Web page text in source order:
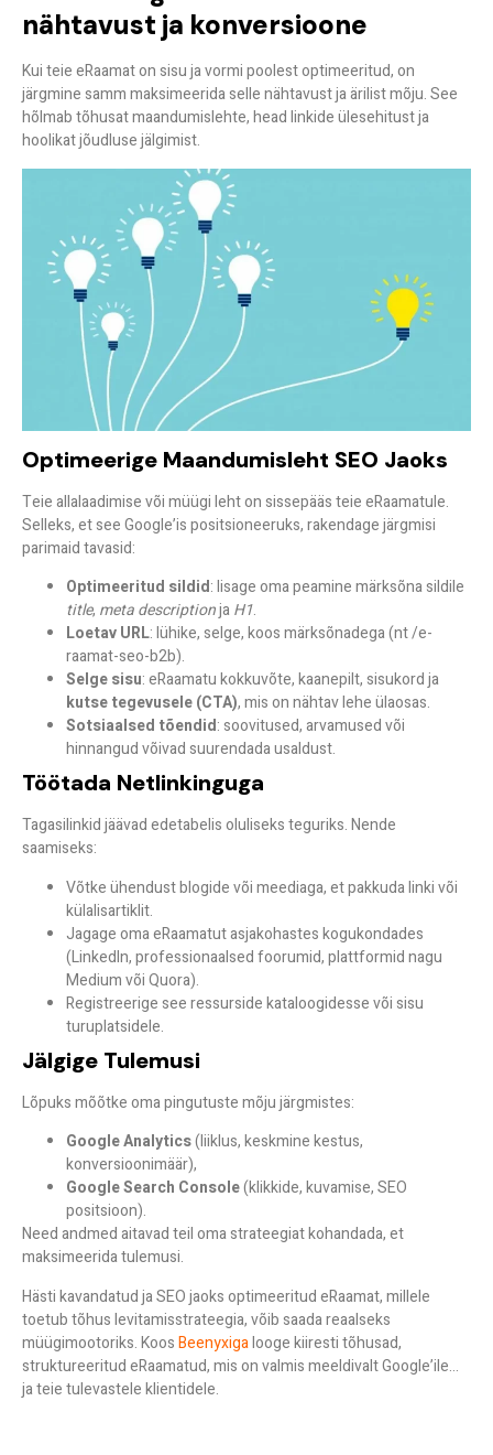
nähtavust ja konversioone
Kui teie eRaamat on sisu ja vormi poolest optimeeritud, on
järgmine samm maksimeerida selle nähtavust ja ärilist mõju. See
hõlmab tõhusat maandumislehte, head linkide ülesehitust ja
hoolikat jõudluse jälgimist.
Optimeerige Maandumisleht SEO Jaoks
Teie allalaadimise või müügi leht on sissepääs teie eRaamatule.
Selleks, et see Google’is positsioneeruks, rakendage järgmisi
parimaid tavasid:
Optimeeritud sildid: lisage oma peamine märksõna sildile
title, meta descriptionjaH1.
Loetav URL: lühike, selge, koos märksõnadega (nt /e-
raamat-seo-b2b).
Selge sisu: eRaamatu kokkuvõte, kaanepilt, sisukord ja
kutse tegevusele (CTA), mis on nähtav lehe ülaosas.
Sotsiaalsed tõendid: soovitused, arvamused või
hinnangud võivad suurendada usaldust.
Töötada Netlinkinguga
Tagasilinkid jäävad edetabelis oluliseks teguriks. Nende
saamiseks:
Võtke ühendust blogide või meediaga, et pakkuda linki või
külalisartiklit.
Jagage oma eRaamatut asjakohastes kogukondades
(LinkedIn, professionaalsed foorumid, plattformid nagu
Medium või Quora).
Registreerige see ressurside kataloogidesse või sisu
turuplatsidele.
Jälgige Tulemusi
Lõpuks mõõtke oma pingutuste mõju järgmistes:
Google Analytics(liiklus, keskmine kestus,
konversioonimäär),
Google Search Console(klikkide, kuvamise, SEO
positsioon).
Need andmed aitavad teil oma strateegiat kohandada, et
maksimeerida tulemusi.
Hästi kavandatud ja SEO jaoks optimeeritud eRaamat, millele
toetub tõhus levitamisstrateegia, võib saada reaalseks
müügimootoriks. KoosBeenyxigalooge kiiresti tõhusad,
struktureeritud eRaamatud, mis on valmis meeldivalt Google’ile…
ja teie tulevastele klientidele.